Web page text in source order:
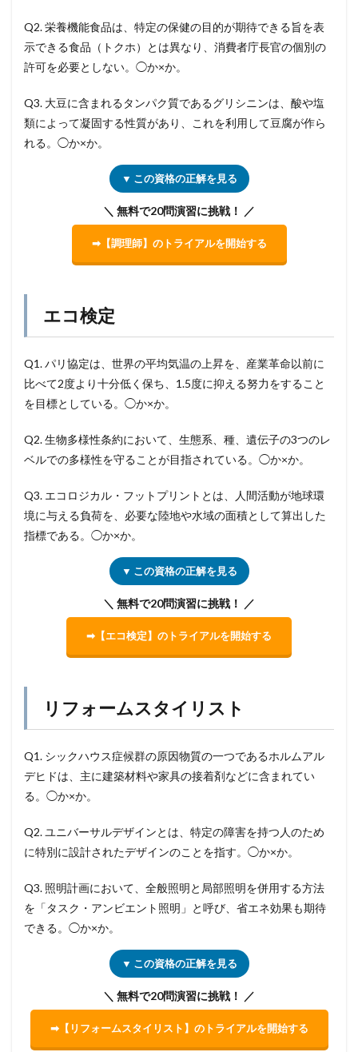
Q2. 栄養機能食品は、特定の保健の目的が期待できる旨を表
示できる食品（トクホ）とは異なり、消費者庁長官の個別の
許可を必要としない。◯か×か。
Q3. 大豆に含まれるタンパク質であるグリシニンは、酸や塩
類によって凝固する性質があり、これを利用して豆腐が作ら
れる。◯か×か。
▼ この資格の正解を見る
＼ 無料で20問演習に挑戦！ ／
➡【調理師】のトライアルを開始する
エコ検定
Q1. パリ協定は、世界の平均気温の上昇を、産業革命以前に
比べて2度より十分低く保ち、1.5度に抑える努力をすること
を目標としている。◯か×か。
Q2. 生物多様性条約において、生態系、種、遺伝子の3つのレ
ベルでの多様性を守ることが目指されている。◯か×か。
Q3. エコロジカル・フットプリントとは、人間活動が地球環
境に与える負荷を、必要な陸地や水域の面積として算出した
指標である。◯か×か。
▼ この資格の正解を見る
＼ 無料で20問演習に挑戦！ ／
➡【エコ検定】のトライアルを開始する
リフォームスタイリスト
Q1. シックハウス症候群の原因物質の一つであるホルムアル
デヒドは、主に建築材料や家具の接着剤などに含まれてい
る。◯か×か。
Q2. ユニバーサルデザインとは、特定の障害を持つ人のため
に特別に設計されたデザインのことを指す。◯か×か。
Q3. 照明計画において、全般照明と局部照明を併用する方法
を「タスク・アンビエント照明」と呼び、省エネ効果も期待
できる。◯か×か。
▼ この資格の正解を見る
＼ 無料で20問演習に挑戦！ ／
➡【リフォームスタイリスト】のトライアルを開始する